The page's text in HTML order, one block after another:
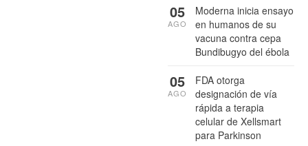
Moderna inicia ensayo
en humanos de su
vacuna contra cepa
Bundibugyo del ébola
05
AGO
FDA otorga
designación de vía
rápida a terapia
celular de Xellsmart
para Parkinson
05
AGO